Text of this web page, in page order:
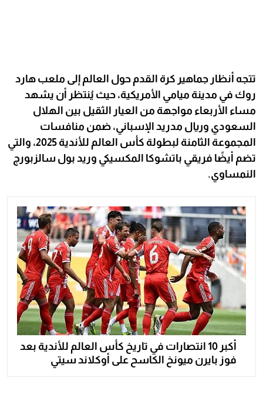
تتجه أنظار جماهير كرة القدم حول العالم إلى ملعب هارد
روك في مدينة ميامي الأمريكية، حيث يُنتظر أن يشهد
مساء الأربعاء مواجهة من العيار الثقيل بين الهلال
السعودي وريال مدريد الإسباني، ضمن منافسات
المجموعة الثامنة لبطولة كأس العالم للأندية 2025، والتي
تضم أيضًا فريقي باتشوكا المكسيكي وريد بول سالزبورج
النمساوي.
أكبر 10 انتصارات في تاريخ كأس العالم للأندية بعد
فوز بايرن ميونخ الكاسح على أوكلاند سيتي